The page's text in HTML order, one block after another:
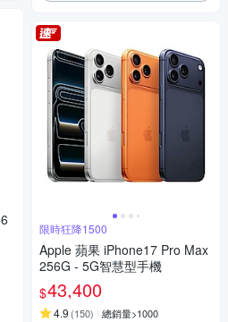
限時狂降1500
Apple 蘋果 iPhone17 Pro Max
256G - 5G智慧型手機
$43,400
4.9 (150) 總銷量>1000